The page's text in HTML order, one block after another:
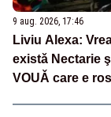
9 aug. 2026, 17:46
Liviu Alexa:
existǎ Nectarie
VOUǍ care e